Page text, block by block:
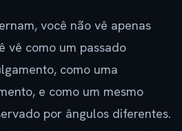
você não vê apenas
vê como um passado
como uma
e como um mesmo
por ângulos diferentes.